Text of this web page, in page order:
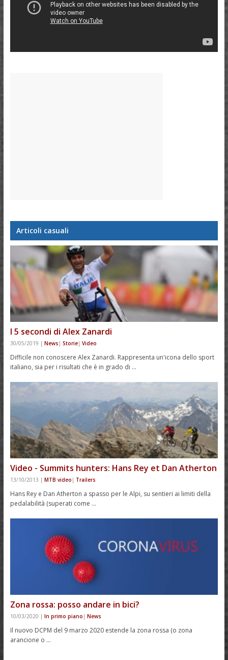
Articoli casuali
I 5 secondi di Alex Zanardi
30/05/2019 | News | Storie| Video
Difficile non conoscere Alex Zanardi. Rappresenta un'icona dello sport
italiano, sia per i risultati che è in grado di …
Video - Summits hunters: Hans Rey et Dan Atherton
13/10/2013 | MTB video | Trailers
Hans Rey e Dan Atherton a spasso per le Alpi, su sentieri ai limiti della
pedalabilità (superati come …
Zona rossa: posso andare in bici?
10/03/2020 | In primo piano | News
Il nuovo DCPM del 9 marzo 2020 estende la zona rossa (o zona
arancione o …